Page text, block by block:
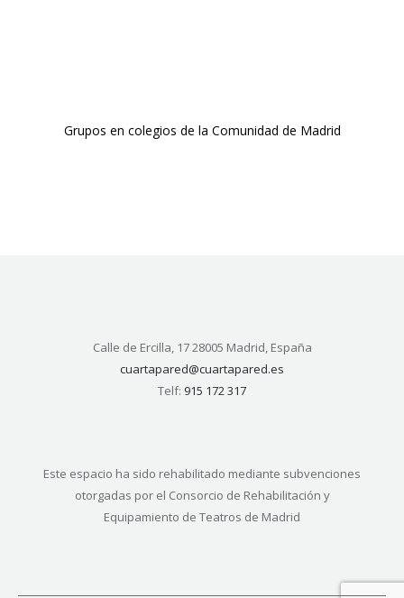
Grupos en colegios de la Comunidad de Madrid
Calle de Ercilla, 17 28005 Madrid, España
cuartapared@cuartapared.es
Telf: 915 172 317
Este espacio ha sido rehabilitado mediante subvenciones
otorgadas por el Consorcio de Rehabilitación y
Equipamiento de Teatros de Madrid